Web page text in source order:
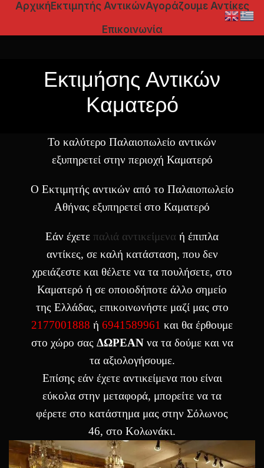
ΑρχικήΕκτιμητής ΑντικώνΑγοράζουμε Αντίκες
Επικοινωνία
Εκτιμήσης Αντικών
Καματερό
Το καλύτερο Παλαιοπωλείο αντικών
εξυπηρετεί στην περιοχή Καματερό
Ο Εκτιμητής αντικών από το Παλαιοπωλείο
Αθήνας εξυπηρετεί στο Καματερό
Εάν έχετε παλιά αντικείμενα ή έπιπλα
αντίκες, σε καλή κατάσταση, που δεν
χρειάζεστε και θέλετε να τα πουλήσετε, στο
Καματερό ή σε οποιοδήποτε άλλο σημείο
της Ελλάδας, επικοινωνήστε μαζί μας στο
2177001888 ή 6941589961 και θα έρθουμε
στο χώρο σας ΔΩΡΕΑΝνα τα δούμε και να
τα αξιολογήσουμε.
Επίσης εάν έχετε αντικείμενα που είναι
εύκολα στην μεταφορά, μπορείτε να τα
φέρετε στο κατάστημα μας στην Σόλωνος
46, στο Κολωνάκι.